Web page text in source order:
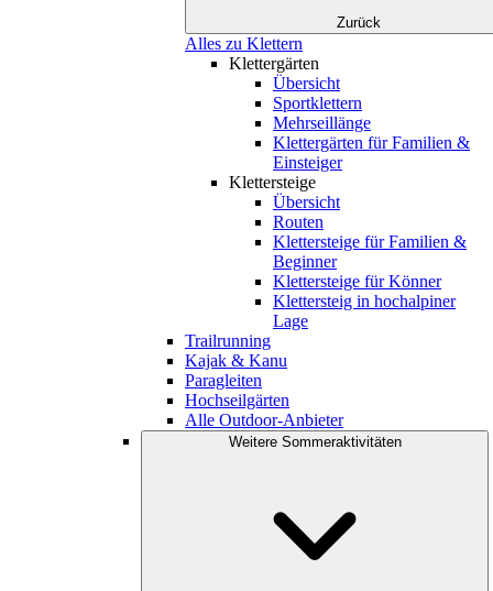
Zurück
Alles zu Klettern
Klettergärten
Übersicht
Sportklettern
Mehrseillänge
Klettergärten für Familien &
Einsteiger
Klettersteige
Übersicht
Routen
Klettersteige für Familien &
Beginner
Klettersteige für Könner
Klettersteig in hochalpiner
Lage
Trailrunning
Kajak & Kanu
Paragleiten
Hochseilgärten
Alle Outdoor-Anbieter
Weitere Sommeraktivitäten